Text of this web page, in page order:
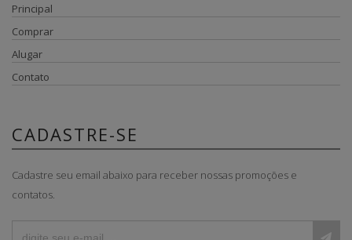
Principal
Comprar
Alugar
Contato
CADASTRE-SE
Cadastre seu email abaixo para receber nossas promoções e
contatos.